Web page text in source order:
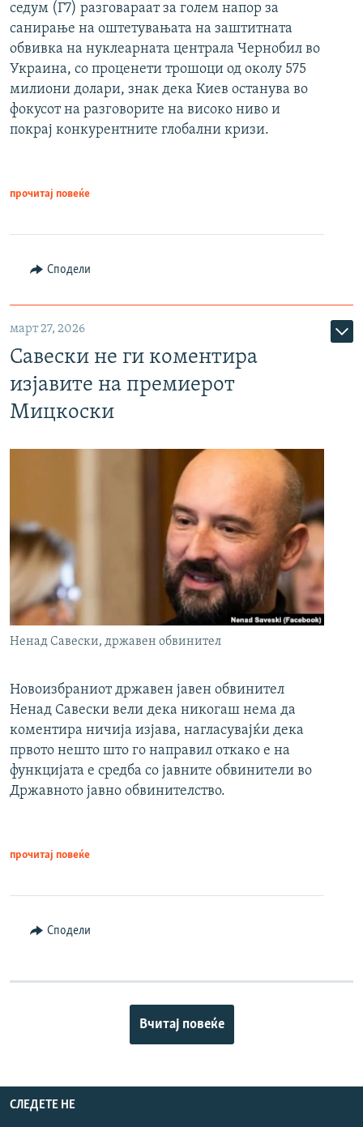
седум (Г7) разговараат за голем напор за
санирање на оштетувањата на заштитната
обвивка на нуклеарната централа Чернобил во
Украина, со проценети трошоци од околу 575
милиони долари, знак дека Киев останува во
фокусот на разговорите на високо ниво и
покрај конкурентните глобални кризи.
прочитај повеќе
Сподели
март 27, 2026
Савески не ги коментира
изјавите на премиерот
Мицкоски
Ненад Савески, државен обвинител
Новоизбраниот државен јавен обвинител
Ненад Савески вели дека никогаш нема да
коментира ничија изјава, нагласувајќи дека
првото нешто што го направил откако е на
функцијата е средба со јавните обвинители во
Државното јавно обвинителство.
прочитај повеќе
Сподели
Вчитај повеќе
СЛЕДЕТЕ НЕ